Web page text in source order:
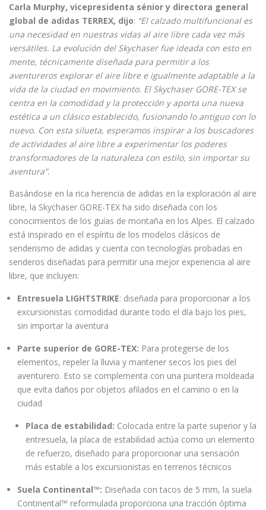
Carla Murphy, vicepresidenta sénior y directora general
global de adidas TERREX, dijo: “El calzado multifuncional es
una necesidad en nuestras vidas al aire libre cada vez más
versátiles. La evolución del Skychaser fue ideada con esto en
mente, técnicamente diseñada para permitir a los
aventureros explorar el aire libre e igualmente adaptable a la
vida de la ciudad en movimiento. El Skychaser GORE-TEX se
centra en la comodidad y la protección y aporta una nueva
estética a un clásico establecido, fusionando lo antiguo con lo
nuevo. Con esta silueta, esperamos inspirar a los buscadores
de actividades al aire libre a experimentar los poderes
transformadores de la naturaleza con estilo, sin importar su
aventura”.
Basándose en la rica herencia de adidas en la exploración al aire
libre, la Skychaser GORE-TEX ha sido diseñada con los
conocimientos de los guías de montaña en los Alpes. El calzado
está inspirado en el espíritu de los modelos clásicos de
senderismo de adidas y cuenta con tecnologías probadas en
senderos diseñadas para permitir una mejor experiencia al aire
libre, que incluyen:
Entresuela LIGHTSTRIKE: diseñada para proporcionar a los
excursionistas comodidad durante todo el día bajo los pies,
sin importar la aventura
Parte superior de GORE-TEX: Para protegerse de los
elementos, repeler la lluvia y mantener secos los pies del
aventurero. Esto se complementa con una puntera moldeada
que evita daños por objetos afilados en el camino o en la
ciudad
Placa de estabilidad: Colocada entre la parte superior y la
entresuela, la placa de estabilidad actúa como un elemento
de refuerzo, diseñado para proporcionar una sensación
más estable a los excursionistas en terrenos técnicos
Suela Continental™: Diseñada con tacos de 5 mm, la suela
Continental™ reformulada proporciona una tracción óptima